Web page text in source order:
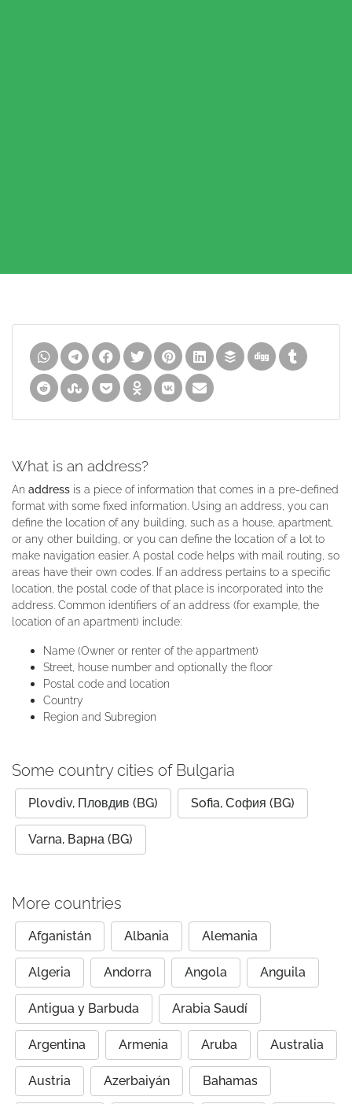
What is an address?
An address is a piece of information that comes in a pre-defined
format with some fixed information. Using an address, you can
define the location of any building, such as a house, apartment,
or any other building, or you can define the location of a lot to
make navigation easier. A postal code helps with mail routing, so
areas have their own codes. If an address pertains to a specific
location, the postal code of that place is incorporated into the
address. Common identifiers of an address (for example, the
location of an apartment) include:
Name (Owner or renter of the appartment)
Street, house number and optionally the floor
Postal code and location
Country
Region and Subregion
Some country cities of Bulgaria
Plovdiv, Пловдив (BG) Sofia, София (BG)
Varna, Варна (BG)
More countries
Afganistán Albania Alemania
Algeria Andorra Angola Anguila
Antigua y Barbuda Arabia Saudí
Argentina Armenia Aruba Australia
Austria Azerbaiyán Bahamas